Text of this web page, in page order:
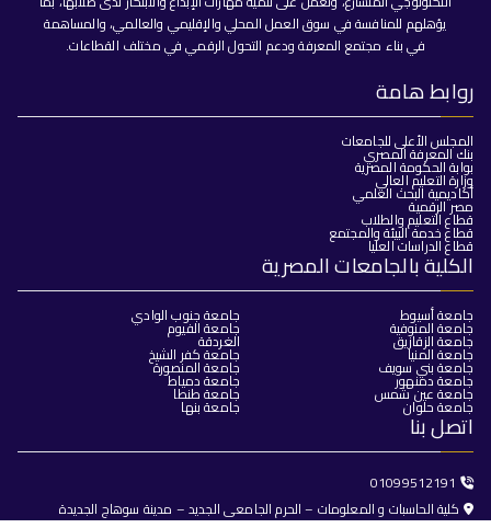
يؤهلهم للمنافسة في سوق العمل المحلي والإقليمي والعالمي، والمساهمة
في بناء مجتمع المعرفة ودعم التحول الرقمي في مختلف القطاعات.
روابط هامة
المجلس الأعلى للجامعات
بنك المعرفة المصري
بوابة الحكومة المصرية
وزارة التعليم العالي
أكاديمية البحث العلمي
مصر الرقمية
قطاع التعليم والطلاب
قطاع خدمة البيئة والمجتمع
قطاع الدراسات العليا
الكلية بالجامعات المصرية
جامعة أسيوط
جامعة المنوفية
جامعة الزقازيق
جامعة المنيا
جامعة بني سويف
جامعة دمنهور
جامعة عين شمس
جامعة حلوان
جامعة جنوب الوادي
جامعة الفيوم
الغردقة
جامعة كفر الشيخ
جامعة المنصورة
جامعة دمياط
جامعة طنطا
جامعة بنها
اتصل بنا
01099512191
كلية الحاسبات و المعلومات – الحرم الجامعى الجديد – مدينة سوهاج الجديدة